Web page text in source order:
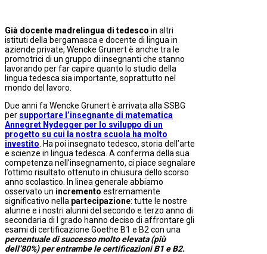
Già docente madrelingua di tedesco in altri
istituti della bergamasca e docente di lingua in
aziende private, Wencke Grunert è anche tra le
promotrici di un gruppo di insegnanti che stanno
lavorando per far capire quanto lo studio della
lingua tedesca sia importante, soprattutto nel
mondo del lavoro.
Due anni fa Wencke Grunert è arrivata alla SSBG
per supportare l’insegnante di matematica
Annegret Nydegger per lo sviluppo di un
progetto su cui la nostra scuola ha molto
investito . Ha poi insegnato tedesco, storia dell’arte
e scienze in lingua tedesca. A conferma della sua
competenza nell’insegnamento, ci piace segnalare
l’ottimo risultato ottenuto in chiusura dello scorso
anno scolastico. In linea generale abbiamo
osservato un incremento estremamente
significativo nella partecipazione: tutte le nostre
alunne e i nostri alunni del secondo e terzo anno di
secondaria di I grado hanno deciso di affrontare gli
esami di certificazione Goethe B1 e B2 con una
percentuale di successo molto elevata (più
dell’80%) per entrambe le certificazioni B1 e B2.